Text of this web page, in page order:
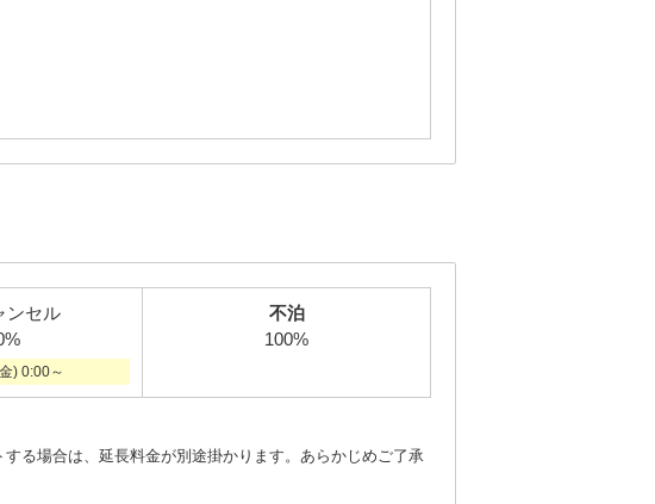
ンセル
) 0:00～
不泊
100%
る場合は、延長料金が別途掛かります。あらかじめご了承